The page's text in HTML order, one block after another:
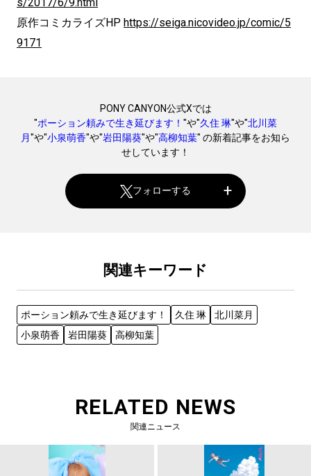
原作コミカライズHP https://seiga.nicovideo.jp/comic/5
9171
PONY CANYON公式Xでは
"ポーション頼みで生き延びます！ "や"久住 琳"や"北川菜
月"や"小泉萌香"や"岩田陽葵"や"高柳知葉" の新着記事をお知ら
せしています！
フォローする
関連キーワード
ポーション頼みで生き延びます！ 久住 琳
北川菜月
小泉萌香
岩田陽葵 高柳知葉
RELATED NEWS
関連ニュース